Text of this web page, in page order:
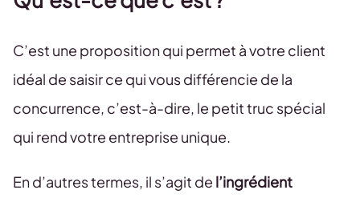
C’est une proposition qui permet à votre client
idéal de saisir ce qui vous différencie de la
concurrence, c’est-à-dire, le petit truc spécial
qui rend votre entreprise unique.
En d’autres termes, il s’agit de l’ingrédient